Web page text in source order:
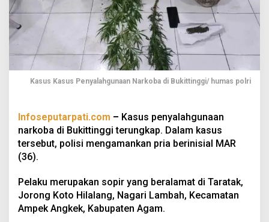
Kasus Kasus Penyalahgunaan Narkoba di Bukittinggi/ humas polri
Infoseputarpati.com – Kasus penyalahgunaan
narkoba di Bukittinggi terungkap. Dalam kasus
tersebut, polisi mengamankan pria berinisial MAR
(36).
Pelaku merupakan sopir yang beralamat di Taratak,
Jorong Koto Hilalang, Nagari Lambah, Kecamatan
Ampek Angkek, Kabupaten Agam.